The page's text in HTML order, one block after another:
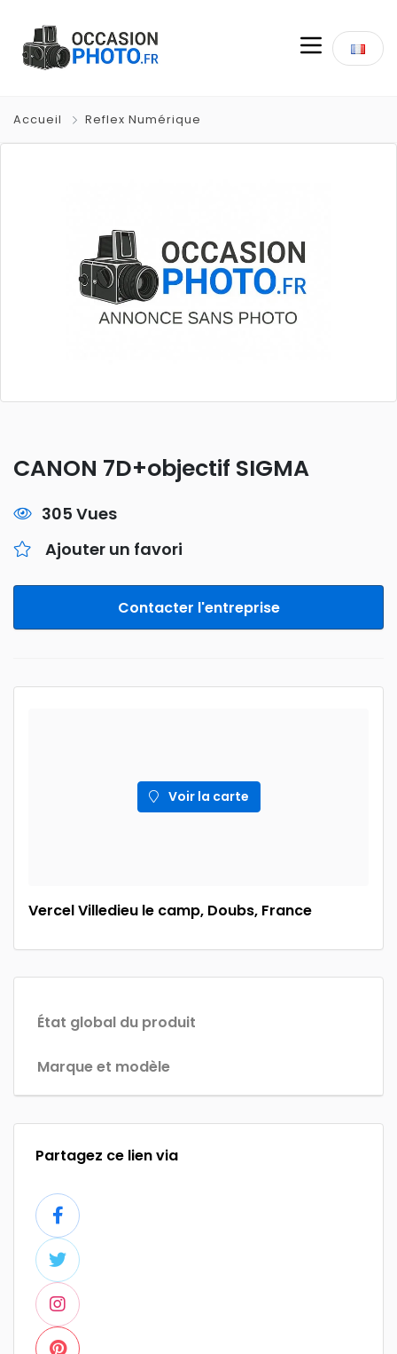
Accueil Reflex Numérique
CANON 7D+objectif SIGMA
305 Vues
Ajouter un favori
Contacter l'entreprise
Voir la carte
Vercel Villedieu le camp, Doubs, France
État global du produit
Marque et modèle
Partagez ce lien via